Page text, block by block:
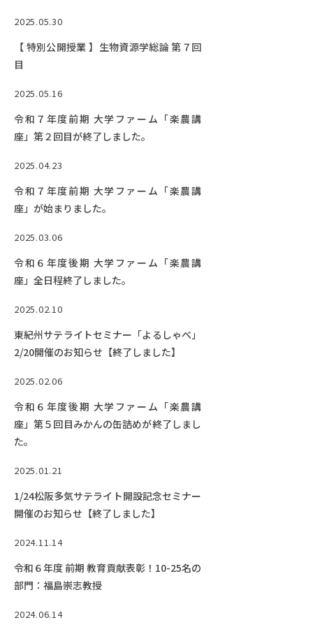
2025.05.30
【 特別公開授業 】生物資源学総論 第７回
目
2025.05.16
令和７年度前期 大学ファーム「楽農講
座」第２回目が終了しました。
2025.04.23
令和７年度前期 大学ファーム「楽農講
座」が始まりました。
2025.03.06
令和６年度後期 大学ファーム「楽農講
座」全日程終了しました。
2025.02.10
東紀州サテライトセミナー「よるしゃべ」
2/20開催のお知らせ【終了しました】
2025.02.06
令和６年度後期 大学ファーム「楽農講
座」第５回目みかんの缶詰めが終了しまし
た。
2025.01.21
1/24松阪多気サテライト開設記念セミナー
開催のお知らせ【終了しました】
2024.11.14
令和６年度 前期 教育貢献表彰！10-25名の
部門：福島崇志教授
2024.06.14